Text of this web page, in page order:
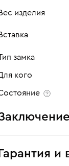
изделия
Бриллиант
Огранка
замка
кого
украшения
бриллиантов
Гарантия и